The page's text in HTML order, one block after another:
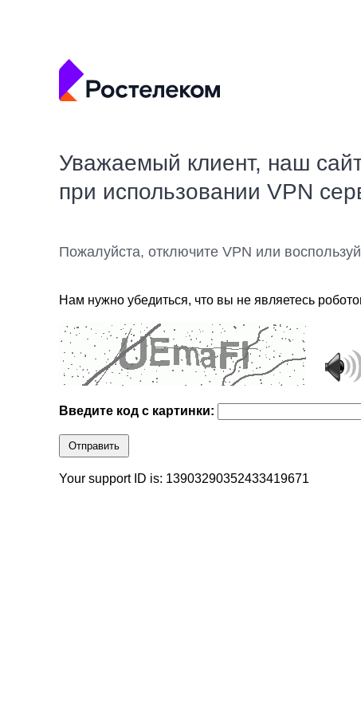
Уважаемый клиент, наш
при использовании VPN
Пожалуйста, отключите VPN или
Нам нужно убедиться, что вы не являетесь
Введите код с картинки:
Отправить
Your support ID is: 13903290352433419671